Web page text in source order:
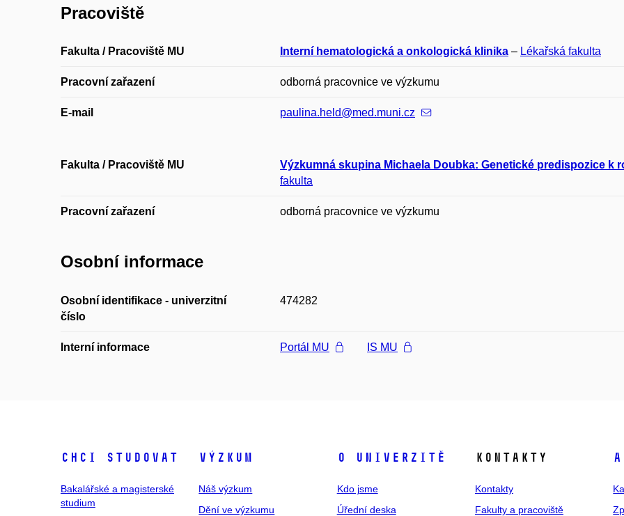
Pracoviště
Fakulta / Pracoviště MU Interní hematologická a onkologická klinika – Lékařská fakulta
Pracovní zařazení odborná pracovnice ve výzkumu
E-mail paulina.held@med.muni.cz
Fakulta / Pracoviště MU
Výzkumná skupina Michaela Doubka: Genetické predispozice k
fakulta
Pracovní zařazení odborná pracovnice ve výzkumu
Osobní informace
Osobní identifikace - univerzitní
číslo
474282
Interní informace Portál MU IS MU
Chci studovat
Bakalářské a magisterské
studium
Výzkum
Náš výzkum
Dění ve výzkumu
O univerzitě
Kdo jsme
Úřední deska
Kontakty
Kontakty
Fakulty a pracoviště